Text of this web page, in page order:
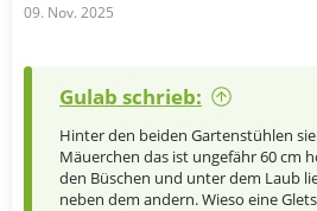
09. Nov. 2025
Gulab schrieb:
Hinter den beiden Gartenstühlen
Mäuerchen das ist ungefähr 60 cm
den Büschen und unter dem Laub
neben dem andern. Wieso eine